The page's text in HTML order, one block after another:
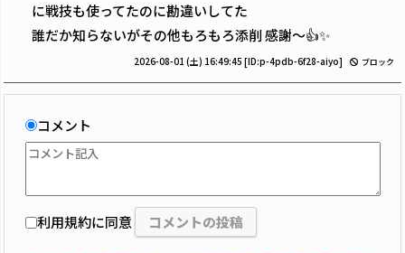
に戦技も使ってたのに勘違いしてた
誰だか知らないがその他もろもろ添削 感謝～👍✨
2026-08-01 (土) 16:49:45 [ID:p-4pdb-6f28-aiyo] ブロック
コメント
利用規約に同意